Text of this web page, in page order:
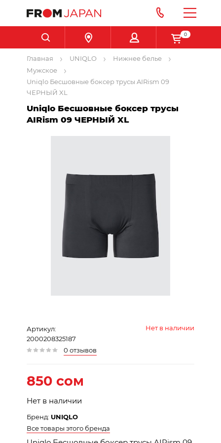
0
Главная UNIQLO
Нижнее белье
Мужское
Uniqlo Бесшовные боксер трусы AIRism 09
ЧЕРНЫЙ XL
Uniqlo Бесшовные боксер трусы
AIRism 09 ЧЕРНЫЙ XL
Артикул:
2000208325187
Нет в наличии
0 отзывов
850 сом
Нет в наличии
Бренд: UNIQLO
Все товары этого бренда